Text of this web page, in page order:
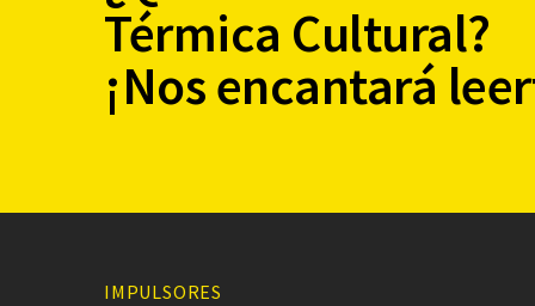
Térmica Cultural?
¡Nos encantará
IMPULSORES